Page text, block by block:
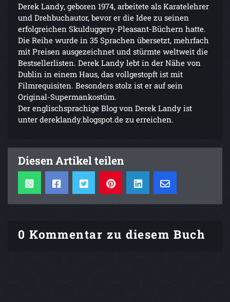
Derek Landy, geboren 1974, arbeitete als Karatelehrer
und Drehbuchautor, bevor er die Idee zu seinen
erfolgreichen Skulduggery-Pleasant-Büchern hatte.
Die Reihe wurde in 35 Sprachen übersetzt, mehrfach
mit Preisen ausgezeichnet und stürmte weltweit die
Bestsellerlisten. Derek Landy lebt in der Nähe von
Dublin in einem Haus, das vollgestopft ist mit
Filmrequisiten. Besonders stolz ist er auf sein
Original-Supermankostüm.
Der englischsprachige Blog von Derek Landy ist
unter dereklandy.blogspot.de zu erreichen.
Diesen Artikel teilen
0 Kommentar zu diesem Buch